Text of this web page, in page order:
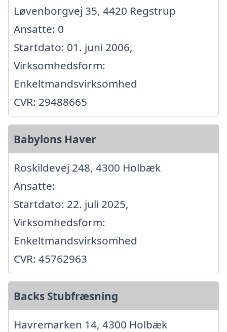
Løvenborgvej 35, 4420 Regstrup
Ansatte: 0
Startdato: 01. juni 2006,
Virksomhedsform:
Enkeltmandsvirksomhed
CVR: 29488665
Babylons Haver
Roskildevej 248, 4300 Holbæk
Ansatte:
Startdato: 22. juli 2025,
Virksomhedsform:
Enkeltmandsvirksomhed
CVR: 45762963
Backs Stubfræsning
Havremarken 14, 4300 Holbæk